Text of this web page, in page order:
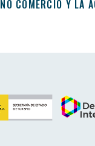
COMERCIO Y LA